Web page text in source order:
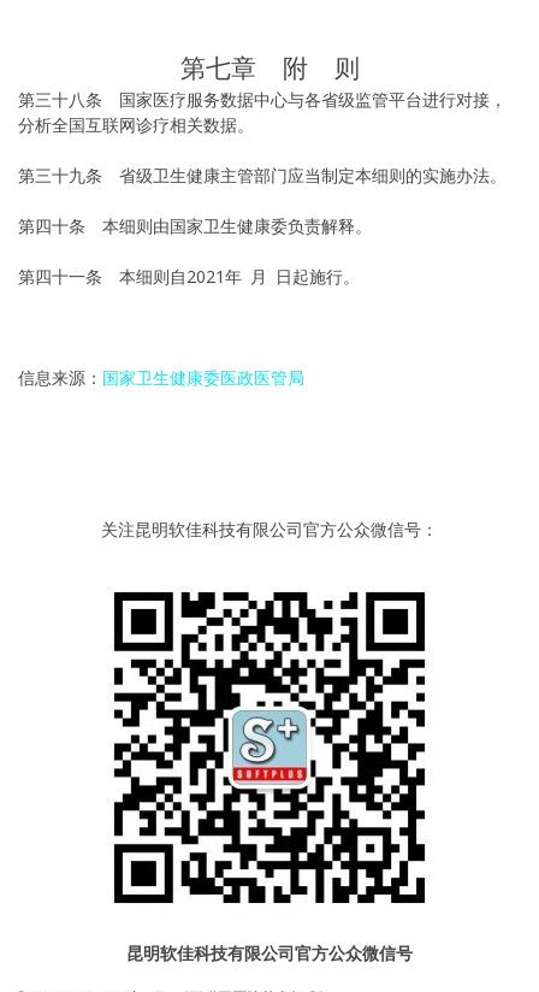
第七章 附 则
第三十八条 国家医疗服务数据中心与各省级监管平台进行对接，
分析全国互联网诊疗相关数据。
第三十九条 省级卫生健康主管部门应当制定本细则的实施办法。
第四十条 本细则由国家卫生健康委负责解释。
第四十一条 本细则自2021年 月 日起施行。
信息来源： 国家卫生健康委医政医管局
关注昆明软佳科技有限公司官方公众微信号：
昆明软佳科技有限公司官方公众微信号